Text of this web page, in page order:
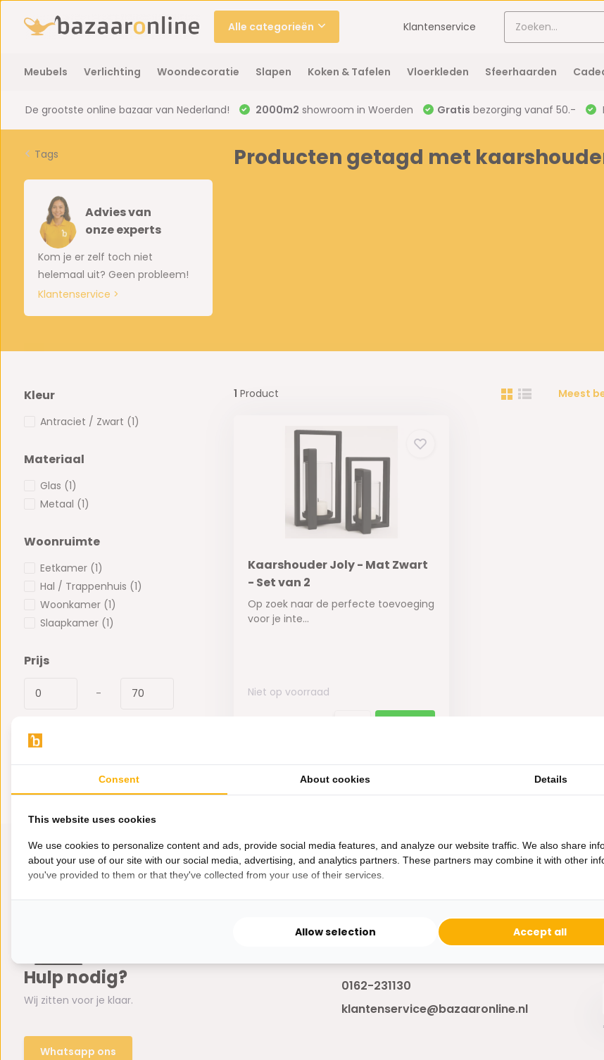
Alle categorieën Klantenservice
Meubels Verlichting Woondecoratie Slapen Koken & Tafelen Vloerkleden Sfeerhaarden
De grootste online bazaar van Nederland! 2000m2 showroom in Woerden Gratis bezorging vanaf 50.-
Tags
Advies van
onze experts
Kom je er zelf toch niet
helemaal uit? Geen probleem!
Klantenservice >
Producten getagd met
Kleur
Antraciet / Zwart (1)
Materiaal
Glas (1)
Metaal (1)
Woonruimte
Eetkamer (1)
Hal / Trappenhuis (1)
Woonkamer (1)
Slaapkamer (1)
Prijs
-
1 Product Meest
Kaarshouder Joly - Mat Zwart
- Set van 2
Op zoek naar de perfecte toevoeging
voor je inte...
Niet op voorraad
Hulp nodig?
Wij zitten voor je klaar.
Whatsapp ons
Heb je een vraag?
Bereikbaar van ma - vr 10:00 tot 17:00
0162-231130
klantenservice@bazaaronline.nl
Consent About cookies Details
This website uses cookies
We use cookies to personalize content and ads, provide social media features, and analyze our website traffic. We also share
about your use of our site with our social media, advertising, and analytics partners. These partners may combine it with other
you've provided to them or that they've collected from your use of their services.
Allow selection Accept all